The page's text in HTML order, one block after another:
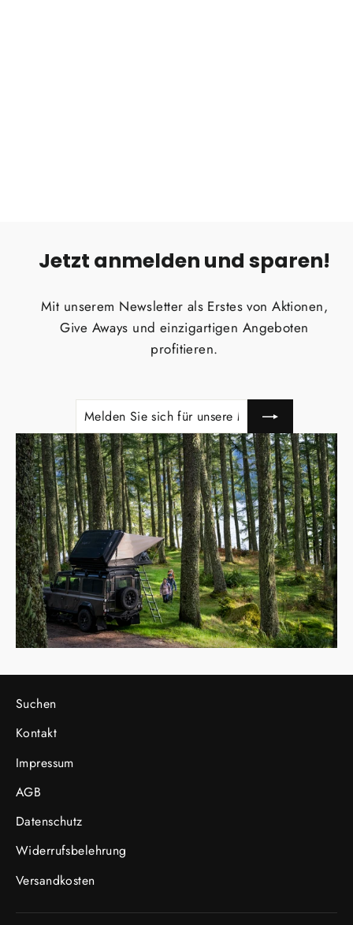
Jetzt anmelden und sparen!
Mit unserem Newsletter als Erstes von Aktionen,
Give Aways und einzigartigen Angeboten
profitieren.
MELDEN
SIE
FÜR
UNSERE
MAILINGLISTE
AN
ABONNIEREN
Suchen
Kontakt
Impressum
AGB
Datenschutz
Widerrufsbelehrung
Versandkosten